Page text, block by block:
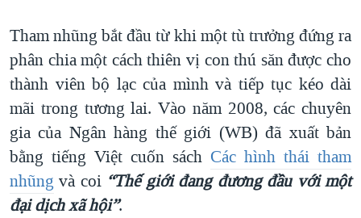
Tham nhũng bắt đầu từ khi một tù trưởng đứng ra
phân chia một cách thiên vị con thú săn được cho
thành viên bộ lạc của mình và tiếp tục kéo dài
mãi trong tương lai. Vào năm 2008, các chuyên
gia của Ngân hàng thế giới (WB) đã xuất bản
bằng tiếng Việt cuốn sách Các hình thái tham
nhũng và coi “Thế giới đang đương đầu với một
đại dịch xã hội”.